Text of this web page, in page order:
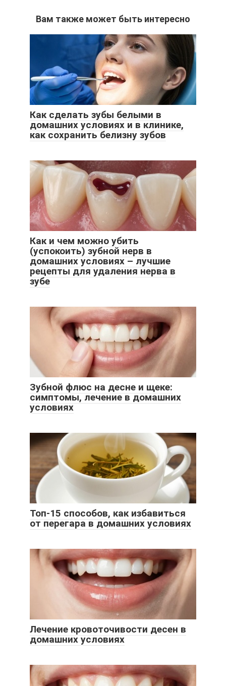
Вам также может быть интересно
Как сделать зубы белыми в
домашних условиях и в клинике,
как сохранить белизну зубов
Как и чем можно убить
(успокоить) зубной нерв в
домашних условиях – лучшие
рецепты для удаления нерва в
зубе
Зубной флюс на десне и щеке:
симптомы, лечение в домашних
условиях
Топ-15 способов, как избавиться
от перегара в домашних условиях
Лечение кровоточивости десен в
домашних условиях